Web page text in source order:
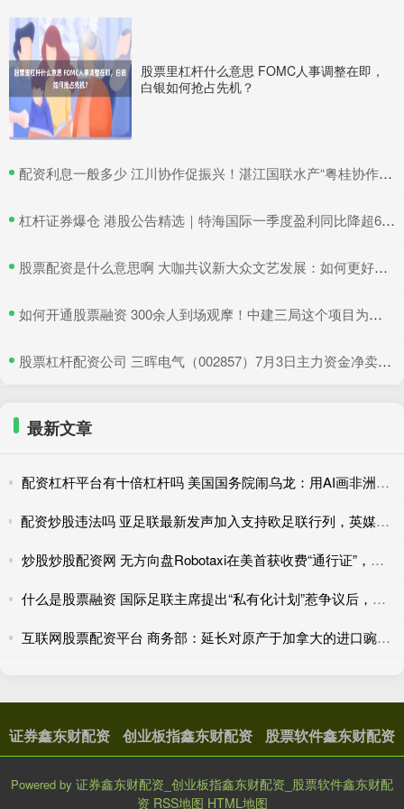
股票里杠杆什么意思 FOMC人事调整在即，
白银如何抢占先机？
​配资利息一般多少 江川协作促振兴！湛江国联水产“粤桂协作帮扶车间”在吴川揭牌
​杠杆证券爆仓 港股公告精选｜特海国际一季度盈利同比降超6成 三一国际首季营收超66亿元
​股票配资是什么意思啊 大咖共议新大众文艺发展：如何更好地与时代同频共振
​如何开通股票融资 300余人到场观摩！中建三局这个项目为安全生产示范
​股票杠杆配资公司 三晖电气（002857）7月3日主力资金净卖出820.19万元
最新文章
配资杠杆平台有十倍杠杆吗 美国国务院闹乌龙：用AI画非洲地图，结果全标错了
配资炒股违法吗 亚足联最新发声加入支持欧足联行列，英媒：FIFA商业计划似乎已宣告“破产”
炒股炒股配资网 无方向盘Robotaxi在美首获收费“通行证”，为何率先过关的是亚马逊？
什么是股票融资 国际足联主席提出“私有化计划”惹争议后，欧足联威胁“全员抵制世界杯”
互联网股票配资平台 商务部：延长对原产于加拿大的进口豌豆淀粉反倾销调查期限
证券鑫东财配资 创业板指鑫东财配资 股票软件鑫东财配资
Powered by 证券鑫东财配资_创业板指鑫东财配资_股票软件鑫东财配
资 RSS地图 HTML地图